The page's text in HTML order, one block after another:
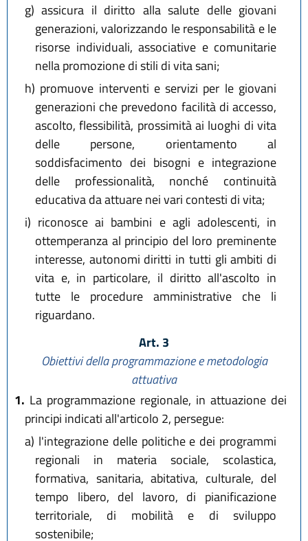
g) assicura il diritto alla salute delle giovani
generazioni, valorizzando le responsabilità e le
risorse individuali, associative e comunitarie
nella promozione di stili di vita sani;
h) promuove interventi e servizi per le giovani
generazioni che prevedono facilità di accesso,
ascolto, flessibilità, prossimità ai luoghi di vita
delle persone, orientamento al
soddisfacimento dei bisogni e integrazione
delle professionalità, nonché continuità
educativa da attuare nei vari contesti di vita;
i) riconosce ai bambini e agli adolescenti, in
ottemperanza al principio del loro preminente
interesse, autonomi diritti in tutti gli ambiti di
vita e, in particolare, il diritto all'ascolto in
tutte le procedure amministrative che li
riguardano.
Art. 3
Obiettivi della programmazione e metodologia
attuativa
1. La programmazione regionale, in attuazione dei
principi indicati all'articolo 2, persegue:
a) l'integrazione delle politiche e dei programmi
regionali in materia sociale, scolastica,
formativa, sanitaria, abitativa, culturale, del
tempo libero, del lavoro, di pianificazione
territoriale, di mobilità e di sviluppo
sostenibile;